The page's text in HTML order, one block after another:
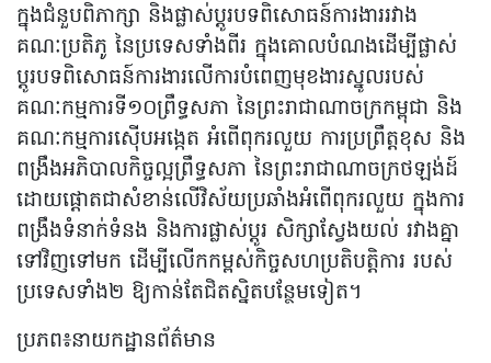
ក្នុងជំនួបពិភាក្សា និងផ្លាស់ប្តូរបទពិសោធន៍ការងាររវាង
គណៈប្រតិភូ នៃប្រទេសទាំងពីរ ក្នុងគោលបំណងដើម្បីផ្លាស់
ប្តូរបទពិសោធន៍ការងារលើការបំពេញមុខងារស្នូលរបស់
គណៈកម្មការទី១០ព្រឹទ្ធសភា នៃព្រះរាជាណាចក្រកម្ពុជា និង
គណៈកម្មការស៊ើបអង្កេត អំពើពុករលួយ ការប្រព្រឹត្តខុស និង
ពង្រឹងអភិបាលកិច្ចល្អព្រឹទ្ធសភា នៃព្រះរាជាណាចក្រថឡង់ដ៍
ដោយផ្តោតជាសំខាន់លើវិស័យប្រឆាំងអំពើពុករលួយ ក្នុងការ
ពង្រឹងទំនាក់ទំនង និងការផ្លាស់ប្តូរ សិក្សាស្វែងយល់ រវាងគ្នា
ទៅវិញទៅមក ដើម្បីលើកកម្ពស់កិច្ចសហប្រតិបត្តិការ របស់
ប្រទេសទាំង២ ឱ្យកាន់តែជិតស្និតបន្ថែមទៀត។
ប្រភព៖នាយកដ្ឋានព័ត៌មាន